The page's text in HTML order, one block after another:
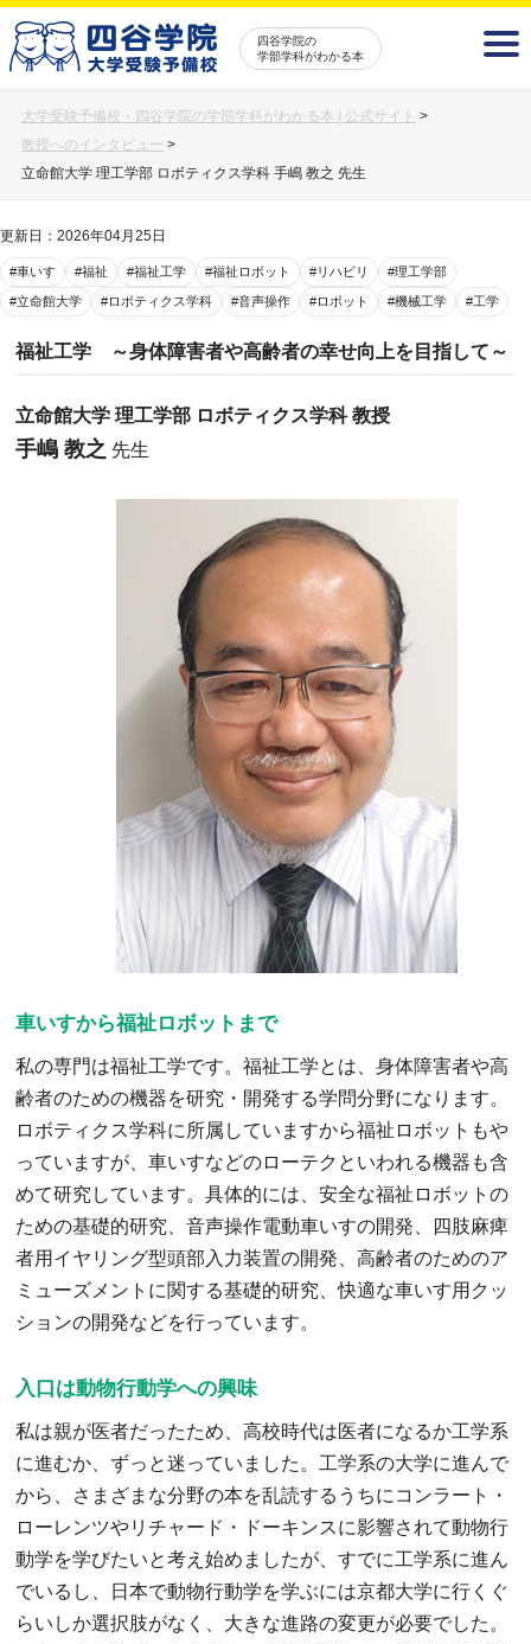
四谷学院の
学部学科がわかる本
大学受験予備校・四谷学院の学部学科がわかる本 | 公式サイト >
教授へのインタビュー >
立命館大学 理工学部 ロボティクス学科 手嶋 教之 先生
更新日：2026年04月25日
#車いす #福祉 #福祉工学 #福祉ロボット #リハビリ #理工学部
#立命館大学 #ロボティクス学科 #音声操作 #ロボット #機械工学 #工学
福祉工学 ～身体障害者や高齢者の幸せ向上を目指して～
立命館大学 理工学部 ロボティクス学科 教授
手嶋 教之 先生
車いすから福祉ロボットまで
私の専門は福祉工学です。福祉工学とは、身体障害者や高
齢者のための機器を研究・開発する学問分野になります。
ロボティクス学科に所属していますから福祉ロボットもや
っていますが、車いすなどのローテクといわれる機器も含
めて研究しています。具体的には、安全な福祉ロボットの
ための基礎的研究、音声操作電動車いすの開発、四肢麻痺
者用イヤリング型頭部入力装置の開発、高齢者のためのア
ミューズメントに関する基礎的研究、快適な車いす用クッ
ションの開発などを行っています。
入口は動物行動学への興味
私は親が医者だったため、高校時代は医者になるか工学系
に進むか、ずっと迷っていました。工学系の大学に進んで
から、さまざまな分野の本を乱読するうちにコンラート・
ローレンツやリチャード・ドーキンスに影響されて動物行
動学を学びたいと考え始めましたが、すでに工学系に進ん
でいるし、日本で動物行動学を学ぶには京都大学に行くぐ
らいしか選択肢がなく、大きな進路の変更が必要でした。